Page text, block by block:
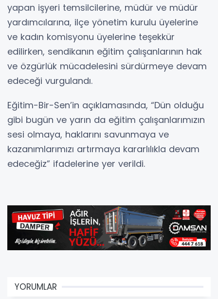
yapan işyeri temsilcilerine, müdür ve müdür
yardımcılarına, ilçe yönetim kurulu üyelerine
ve kadın komisyonu üyelerine teşekkür
edilirken, sendikanın eğitim çalışanlarının hak
ve özgürlük mücadelesini sürdürmeye devam
edeceği vurgulandı.
Eğitim-Bir-Sen’in açıklamasında, “Dün olduğu
gibi bugün ve yarın da eğitim çalışanlarımızın
sesi olmaya, haklarını savunmaya ve
kazanımlarımızı artırmaya kararlılıkla devam
edeceğiz” ifadelerine yer verildi.
YORUMLAR